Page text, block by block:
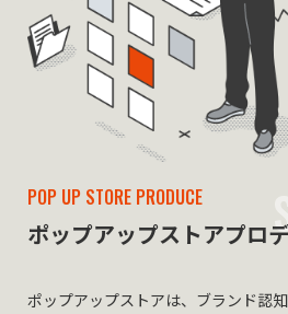
POP UP STORE PRODUCE
ポップアップストアプロ
ポップアップストアは、ブランド認